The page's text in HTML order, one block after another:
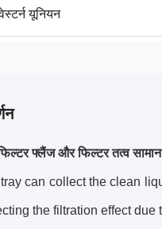
यूनियन
फ्लैंज और फिल्टर तत्व
can collect the clean
the filtration effect due